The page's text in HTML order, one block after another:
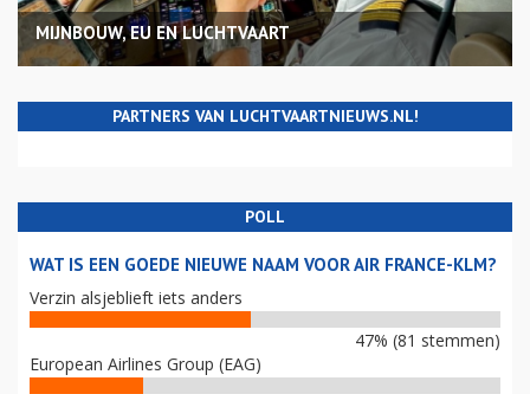
MIJNBOUW, EU EN LUCHTVAART
PARTNERS VAN LUCHTVAARTNIEUWS.NL!
POLL
WAT IS EEN GOEDE NIEUWE NAAM VOOR AIR FRANCE-KLM?
Verzin alsjeblieft iets anders
47% (81 stemmen)
European Airlines Group (EAG)